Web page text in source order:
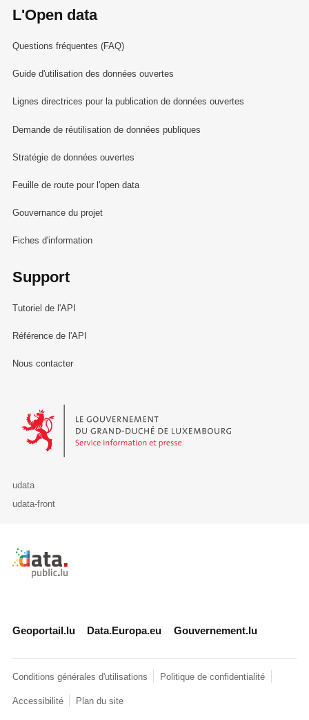
L'Open data
Questions fréquentes (FAQ)
Guide d'utilisation des données ouvertes
Lignes directrices pour la publication de données ouvertes
Demande de réutilisation de données publiques
Stratégie de données ouvertes
Feuille de route pour l'open data
Gouvernance du projet
Fiches d'information
Support
Tutoriel de l'API
Référence de l'API
Nous contacter
Le Gouvernement du Grand-Duché de Luxembourg - Service
udata
udata-front
Retour à l'accueil de data.public.lu
Geoportail.lu Data.Europa.eu Gouvernement.lu
Conditions générales d'utilisations Politique de confidentialité
Accessibilité Plan du site